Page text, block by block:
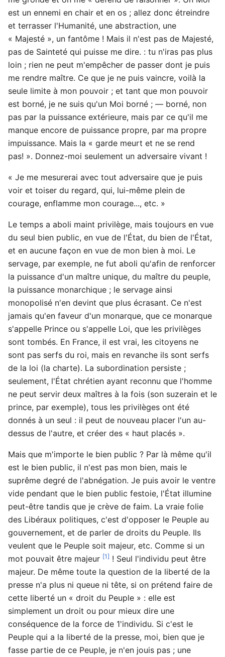
est un ennemi en chair et en os ; allez donc étreindre
et terrasser l'Humanité, une abstraction, une
« Majesté », un fantôme ! Mais il n'est pas de Majesté,
pas de Sainteté qui puisse me dire. : tu n'iras pas plus
loin ; rien ne peut m'empêcher de passer dont je puis
me rendre maître. Ce que je ne puis vaincre, voilà la
seule limite à mon pouvoir ; et tant que mon pouvoir
est borné, je ne suis qu'un Moi borné ; — borné, non
pas par la puissance extérieure, mais par ce qu'il me
manque encore de puissance propre, par ma propre
impuissance. Mais la « garde meurt et ne se rend
pas! ». Donnez-moi seulement un adversaire vivant !
« Je me mesurerai avec tout adversaire que je puis
voir et toiser du regard, qui, lui-même plein de
courage, enflamme mon courage..., etc. »
Le temps a aboli maint privilège, mais toujours en vue
du seul bien public, en vue de l'État, du bien de l'État,
et en aucune façon en vue de mon bien à moi. Le
servage, par exemple, ne fut aboli qu'afin de renforcer
la puissance d'un maître unique, du maître du peuple,
la puissance monarchique ; le servage ainsi
monopolisé n'en devint que plus écrasant. Ce n'est
jamais qu'en faveur d'un monarque, que ce monarque
s'appelle Prince ou s'appelle Loi, que les privilèges
sont tombés. En France, il est vrai, les citoyens ne
sont pas serfs du roi, mais en revanche ils sont serfs
de la loi (la charte). La subordination persiste ;
seulement, l'État chrétien ayant reconnu que l'homme
ne peut servir deux maîtres à la fois (son suzerain et le
prince, par exemple), tous les privilèges ont été
donnés à un seul : il peut de nouveau placer l'un au-
dessus de l'autre, et créer des « haut placés ».
Mais que m'importe le bien public ? Par là même qu'il
est le bien public, il n'est pas mon bien, mais le
suprême degré de l'abnégation. Je puis avoir le ventre
vide pendant que le bien public festoie, l'État illumine
peut-être tandis que je crève de faim. La vraie folie
des Libéraux politiques, c'est d'opposer le Peuple au
gouvernement, et de parler de droits du Peuple. Ils
veulent que le Peuple soit majeur, etc. Comme si un
mot pouvait être majeur [1] ! Seul l'individu peut être
majeur. De même toute la question de la liberté de la
presse n'a plus ni queue ni tête, si on prétend faire de
cette liberté un « droit du Peuple » : elle est
simplement un droit ou pour mieux dire une
conséquence de la force de 1'individu. Si c'est le
Peuple qui a la liberté de la presse, moi, bien que je
fasse partie de ce Peuple, je n'en jouis pas ; une